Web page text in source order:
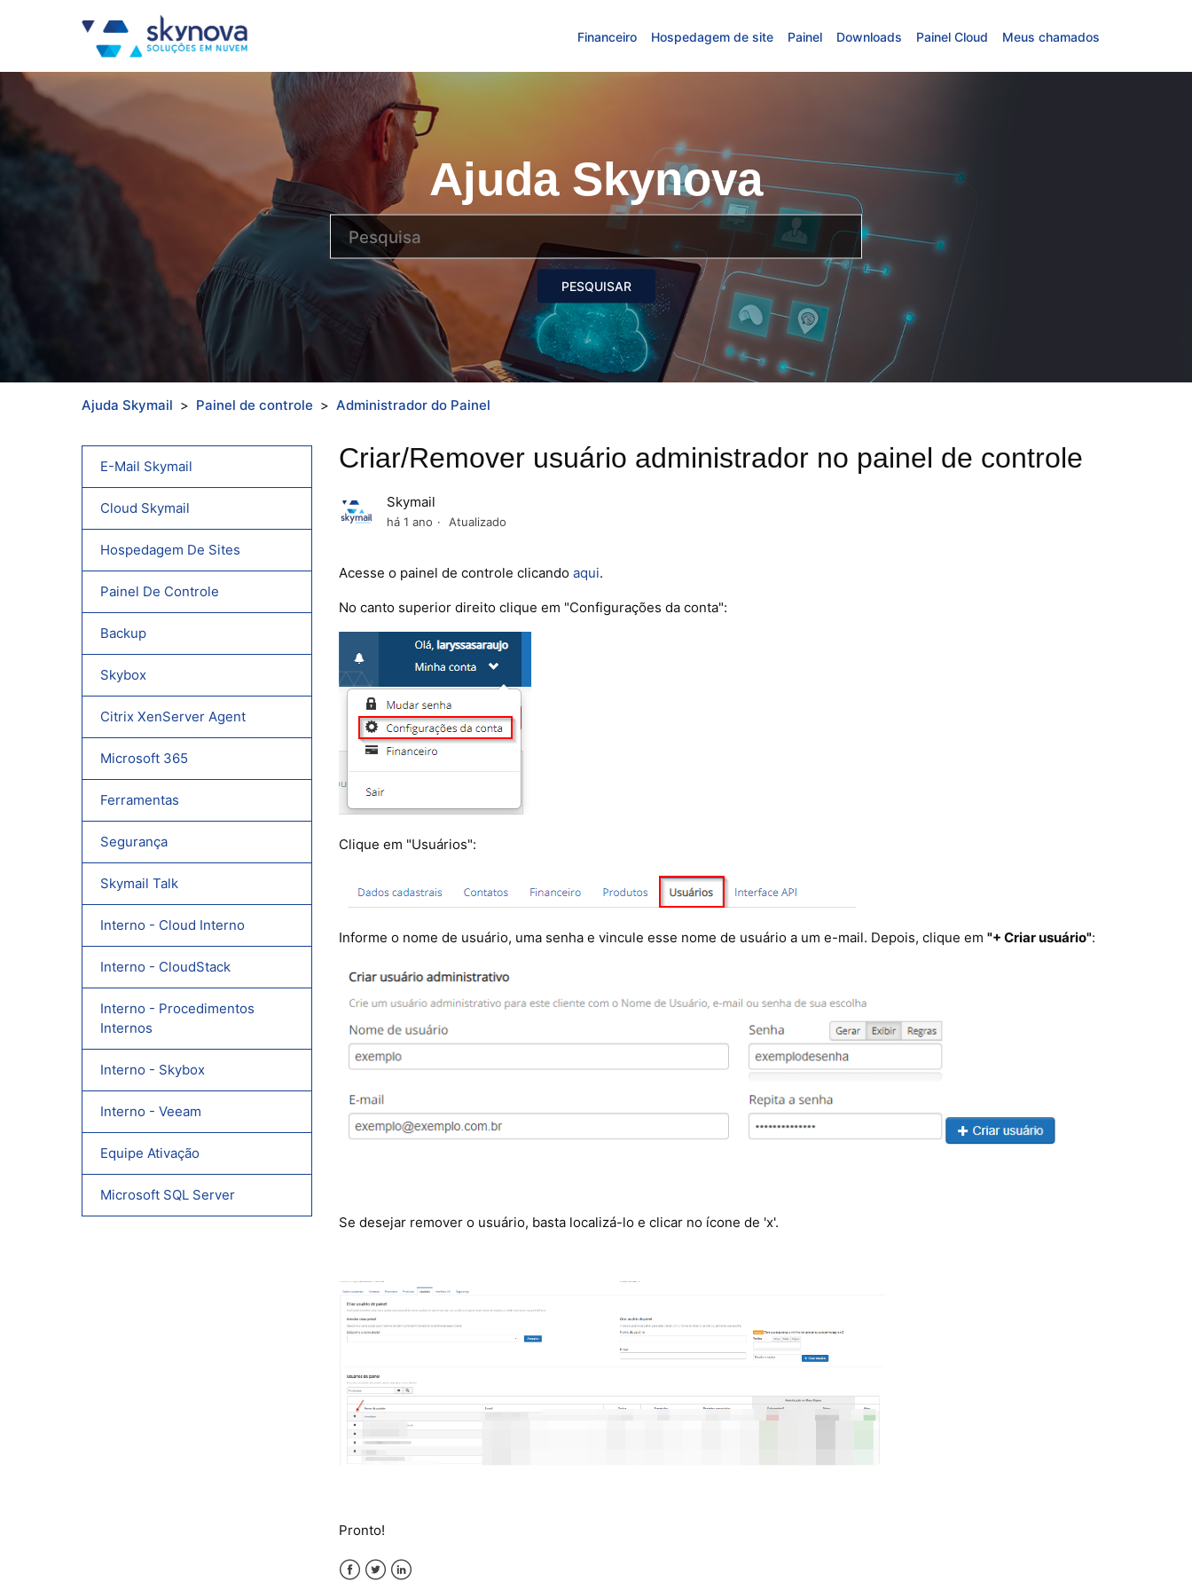
Financeiro Hospedagem de site Painel Downloads Painel Cloud Meus chamados
Ajuda Skynova
Ajuda Skymail Painel de controle Administrador do Painel
E-Mail Skymail
Cloud Skymail
Hospedagem De Sites
Painel De Controle
Backup
Skybox
Citrix XenServer Agent
Microsoft 365
Ferramentas
Segurança
Skymail Talk
Interno - Cloud Interno
Interno - CloudStack
Interno - Procedimentos
Internos
Interno - Skybox
Interno - Veeam
Equipe Ativação
Microsoft SQL Server
Criar/Remover usuário administrador no painel de controle
Skymail
há 1 ano Atualizado
Acesse o painel de controle clicando aqui.
No canto superior direito clique em "Configurações da conta":
Clique em "Usuários":
Informe o nome de usuário, uma senha e vincule esse nome de usuário a um e-mail. Depois, clique em "+ Criar usuário":
Se desejar remover o usuário, basta localizá-lo e clicar no ícone de 'x'.
Pronto!